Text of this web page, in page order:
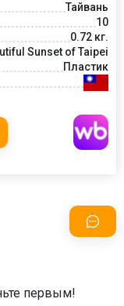
Тайвань
10
0.72 кг.
Sunset of Taipei
Пластик
первым!